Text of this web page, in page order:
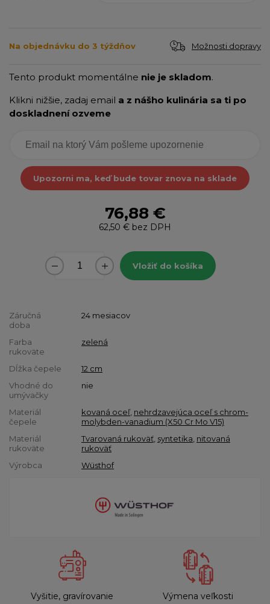
Na objednávku do 3 týždňov Možnosti dopravy
Tento produkt momentálne nie je skladom.
Klikni nižšie, zadaj email a z nášho kulinária sa ti po
doskladnení ozveme
Upozorni ma, keď bude tovar znova na sklade
76,88 €
62,50 € bez DPH
Vložiť do košíka
Záručná
doba
24 mesiacov
Farba
rukoväte
zelená
Dĺžka čepele
12 cm
Vhodné do
umývačky
nie
Materiál
čepele
kovaná oceľ nehrdzavejúca oceľ s chrom-
molybden-vanadium (X50 Cr Mo V15)
Materiál
rukoväte
Tvarovaná rukoväť syntetika nitovaná
rukoväť
Výrobca
Wüsthof
Vyšitie, gravírovanie
Výmena veľkosti